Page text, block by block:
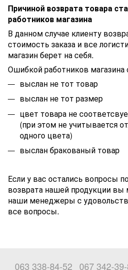
Причиной возврата товара
работников магазина
В данном случае клиенту
стоимость заказа и все
магазин берет на себя.
Ошибкой работников магазина
выслан не тот товар
выслан не тот размер
цвет товара не
(при этом не учитывается
одного цвета)
выслан бракованый товар
Если у вас остались вопросы
возврата нашей продукции
наши менеджеры с
все вопросы.
063 338-84-52 067 342-